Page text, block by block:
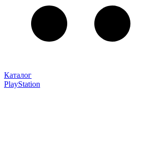
Каталог
PlayStation